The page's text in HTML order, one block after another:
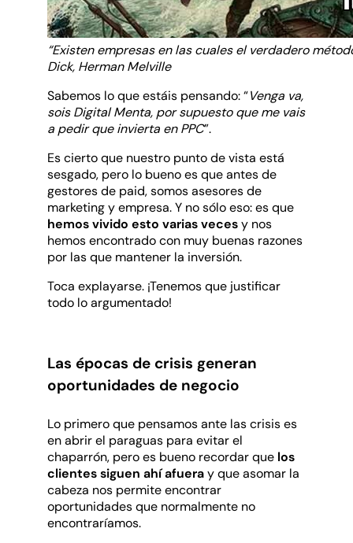
“Existen empresas en las cuales el verdadero
Dick, Herman Melville
Sabemos lo que estáis pensando: “Venga va,
sois Digital Menta, por supuesto que me vais
a pedir que invierta en PPC”.
Es cierto que nuestro punto de vista está
sesgado, pero lo bueno es que antes de
gestores de paid, somos asesores de
marketing y empresa. Y no sólo eso: es que
hemos vivido esto varias vecesy nos
hemos encontrado con muy buenas razones
por las que mantener la inversión.
Toca explayarse. ¡Tenemos que justificar
todo lo argumentado!
Las épocas de crisis generan
oportunidades de negocio
Lo primero que pensamos ante las crisis es
en abrir el paraguas para evitar el
chaparrón, pero es bueno recordar que los
clientes siguen ahí afueray que asomar la
cabeza nos permite encontrar
oportunidades que normalmente no
encontraríamos.